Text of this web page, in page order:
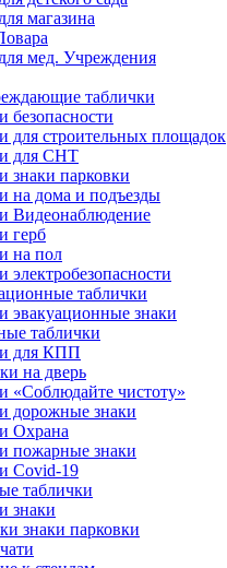
магазина
мед. Учреждения
таблички
безопасности
для строительных площадок
для СНТ
знаки парковки
на дома и подъезды
Видеонаблюдение
герб
на пол
электробезопасности
таблички
эвакуационные знаки
таблички
для КПП
на дверь
«Соблюдайте чистоту»
дорожные знаки
Охрана
пожарные знаки
Covid-19
таблички
знаки
знаки парковки